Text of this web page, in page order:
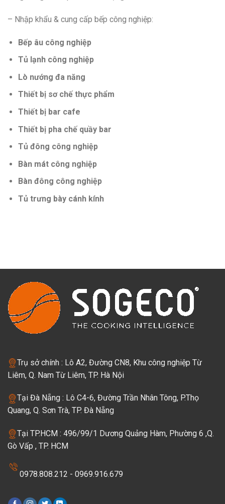
– Nhập khẩu & cung cấp bếp công nghiệp:
Bếp âu công nghiệp
Tủ lạnh công nghiệp
Lò nướng đa năng
Thiết bị sơ chế thực phẩm
Thiết bị bar cafe
Thiết bị pha chế quầy bar
Tủ đông công nghiệp
Bàn mát công nghiệp
Bàn đông công nghiệp
Tủ trưng bày cánh kính
Trụ sở chính : Lô A2, Đường CN8, Khu công nghiệp Từ
Liêm, Q. Nam Từ Liêm, TP. Hà Nội
Tại Đà Nẵng : Lô C4-6, Đường Trần Nhân Tông, P.Thọ
Quang, Q. Sơn Trà, TP. Đà Nẵng
Tại TP.HCM : 496/99/1 Dương Quảng Hàm, Phường 6 ,Q.
Gò Vấp , TP. HCM
0978.808.212 - 0969.916.679